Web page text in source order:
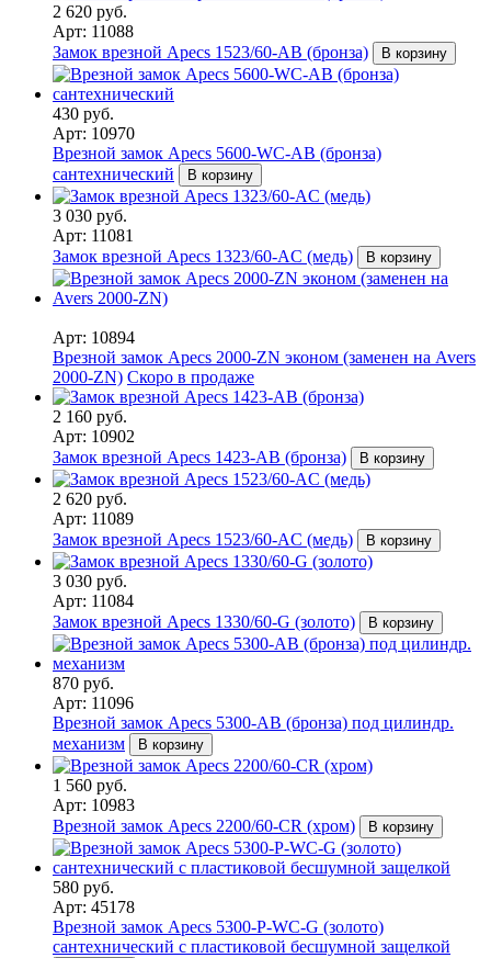
2 620 руб.
Арт: 11088
Замок врезной Apecs 1523/60-AB (бронза)
В корзину
430 руб.
Арт: 10970
Врезной замок Apecs 5600-WC-AB (бронза)
сантехнический
В корзину
3 030 руб.
Арт: 11081
Замок врезной Apecs 1323/60-AC (медь)
В корзину
Арт: 10894
Врезной замок Apecs 2000-ZN эконом (заменен на Avers
2000-ZN) Скоро в продаже
2 160 руб.
Арт: 10902
Замок врезной Apecs 1423-AB (бронза)
В корзину
2 620 руб.
Арт: 11089
Замок врезной Apecs 1523/60-AC (медь)
В корзину
3 030 руб.
Арт: 11084
Замок врезной Apecs 1330/60-G (золото)
В корзину
870 руб.
Арт: 11096
Врезной замок Apecs 5300-AB (бронза) под цилиндр.
механизм
В корзину
1 560 руб.
Арт: 10983
Врезной замок Apecs 2200/60-CR (хром)
В корзину
580 руб.
Арт: 45178
Врезной замок Apecs 5300-P-WC-G (золото)
сантехнический с пластиковой бесшумной защелкой